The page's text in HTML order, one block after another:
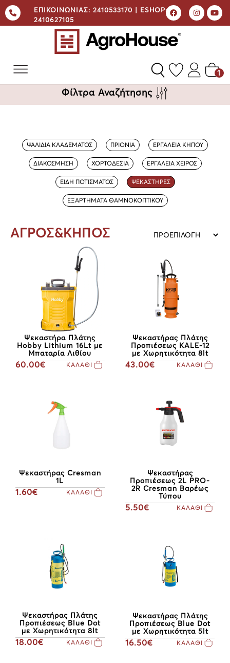
ΕΠΙΚΟΙΝΩΝΙΑΣ: 2410533170 | ESHOP:
2410627105
1
Φίλτρα Αναζήτησης
ΨΑΛΙΔΙΑ ΚΛΑΔΕΜΑΤΟΣ ΠΡΙΟΝΙΑ ΕΡΓΑΛΕΙΑ ΚΗΠΟΥ
ΔΙΑΚΟΣΜΗΣΗ ΧΟΡΤΟΔΕΣΙΑ ΕΡΓΑΛΕΙΑ ΧΕΙΡΟΣ
ΕΙΔΗ ΠΟΤΙΣΜΑΤΟΣ ΨΕΚΑΣΤΗΡΕΣ
ΕΞΑΡΤΗΜΑΤΑ ΘΑΜΝΟΚΟΠΤΙΚΟΥ
ΑΓΡΟΣ&ΚΗΠΟΣ
Ψεκαστήρα Πλάτης
Hobby Lithium 16Lt με
Μπαταρία Λιθίου
60.00€ ΚΑΛΑΘΙ
Ψεκαστήρας Πλάτης
Προπιέσεως KALE-12
με Χωρητικότητα 8lt
43.00€ ΚΑΛΑΘΙ
Ψεκαστήρας Cresman
1L
1.60€ ΚΑΛΑΘΙ
Ψεκαστήρας
Προπιέσεως 2L PRO-
2R Cresman Βαρέως
Τύπου
5.50€ ΚΑΛΑΘΙ
Ψεκαστήρας Πλάτης
Προπιέσεως Blue Dot
με Χωρητικότητα 8lt
18.00€ ΚΑΛΑΘΙ
Ψεκαστήρας Πλάτης
Προπιέσεως Blue Dot
με Χωρητικότητα 5lt
16.50€ ΚΑΛΑΘΙ